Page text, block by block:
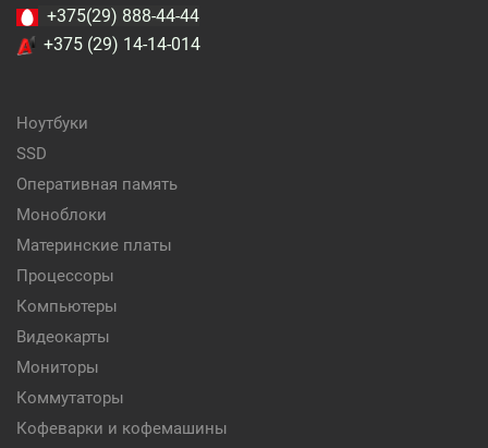
+375(29) 888-44-44
+375 (29) 14-14-014
Ноутбуки
SSD
Оперативная память
Моноблоки
Материнские платы
Процессоры
Компьютеры
Видеокарты
Мониторы
Коммутаторы
Кофеварки и кофемашины